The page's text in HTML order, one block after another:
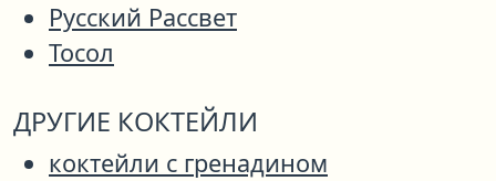
Русский Рассвет
Тосол
ДРУГИЕ КОКТЕЙЛИ
коктейли с гренадином